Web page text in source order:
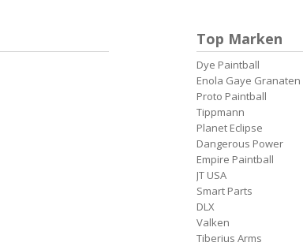
Top Marken
Dye Paintball
Enola Gaye Granaten
Proto Paintball
Tippmann
Planet Eclipse
Dangerous Power
Empire Paintball
JT USA
Smart Parts
DLX
Valken
Tiberius Arms